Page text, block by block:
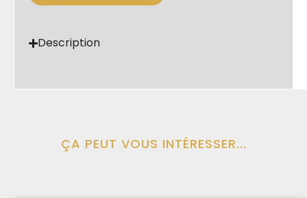
Description
ÇA PEUT VOUS INTÉRESSER...